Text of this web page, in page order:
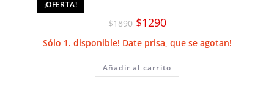
¡OFERTA!
$1890 El
precio
original
era:
$1290El
precio
es:
Sólo 1. disponible! Date prisa, que se agotan!
Añadir al carrito